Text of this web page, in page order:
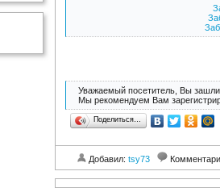
Уважаемый посетитель, Вы зашли
Мы рекомендуем Вам
Поделиться…
Добавил: tsy73